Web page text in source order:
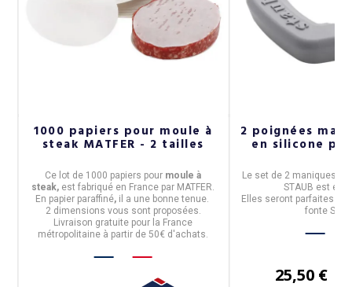
1000 papiers pour moule à
steak MATFER - 2 tailles
Ce lot de 1000 papiers pour moule à
steak, est fabriqué en France par MATFER.
En papier paraffiné, il a une bonne tenue.
2 dimensions vous sont proposées.
Livraison gratuite pour la France
métropolitaine à partir de 50€ d'achats.
2 poignées
en silicone
Le set de 2 maniques/
STAUB est en
Elles seront parfaites
fonte
25,50 €